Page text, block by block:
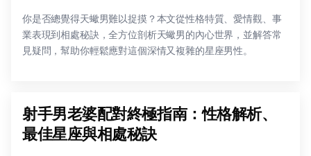
你是否總覺得天蠍男難以捉摸？本文從性格特質、愛情觀、事
業表現到相處秘訣，全方位剖析天蠍男的內心世界，並解答常
見疑問，幫助你輕鬆應對這個深情又複雜的星座男性。
射手男老婆配對終極指南：性格解析、
最佳星座與相處秘訣